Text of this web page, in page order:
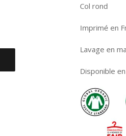
Col rond
Imprimé en
Lavage en
Disponible